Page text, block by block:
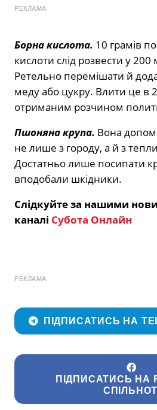
РЕКЛАМА
Борна кислота. 10 грамів
кислоти слід розвести у 200
Ретельно перемішати й
меду або цукру. Влити це в
отриманим розчином
Пшоняна крупа. Вона
не лише з городу, а й з
Достатньо лише посипати
вподобали шкідники.
Слідкуйте за нашими
каналі Субота Онлайн
РЕКЛАМА
ПІДПИСАТИСЬ НА
ПІДПИСАТИСЬ НА